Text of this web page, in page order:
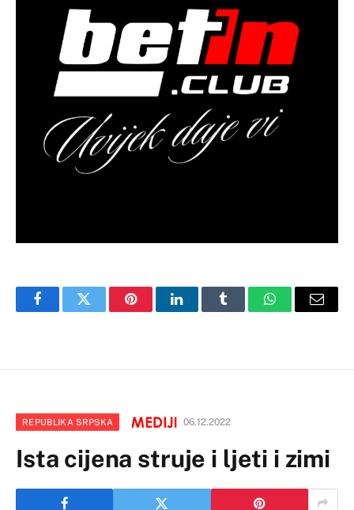
FacebookTwitter PinterestLinkedInTumblr WhatsAppEmail
REPUBLIKA SRPSKA 06.12.2022
Ista cijena struje i ljeti i zimi